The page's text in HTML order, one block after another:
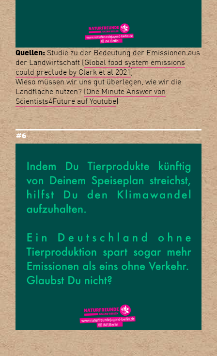
Quellen: Studie zu der Bedeutung der Emissionen aus
der Landwirtschaft (Global food system emissions
could preclude by Clark et al 2021)
Wieso müssen wir uns gut überlegen, wie wir die
Landfläche nutzen? (One Minute Answer von
Scientists4Future auf Youtube)
#6